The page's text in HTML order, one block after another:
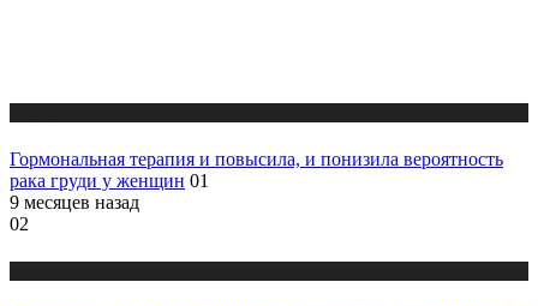
Гормональная терапия и повысила, и понизила вероятность
рака груди у женщин 01
9 месяцев назад
02